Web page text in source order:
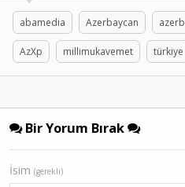
abamedia Azerbaycan
AzXp millimukavemet türkiye
Bir Yorum Bırak
İsim (gerekli)